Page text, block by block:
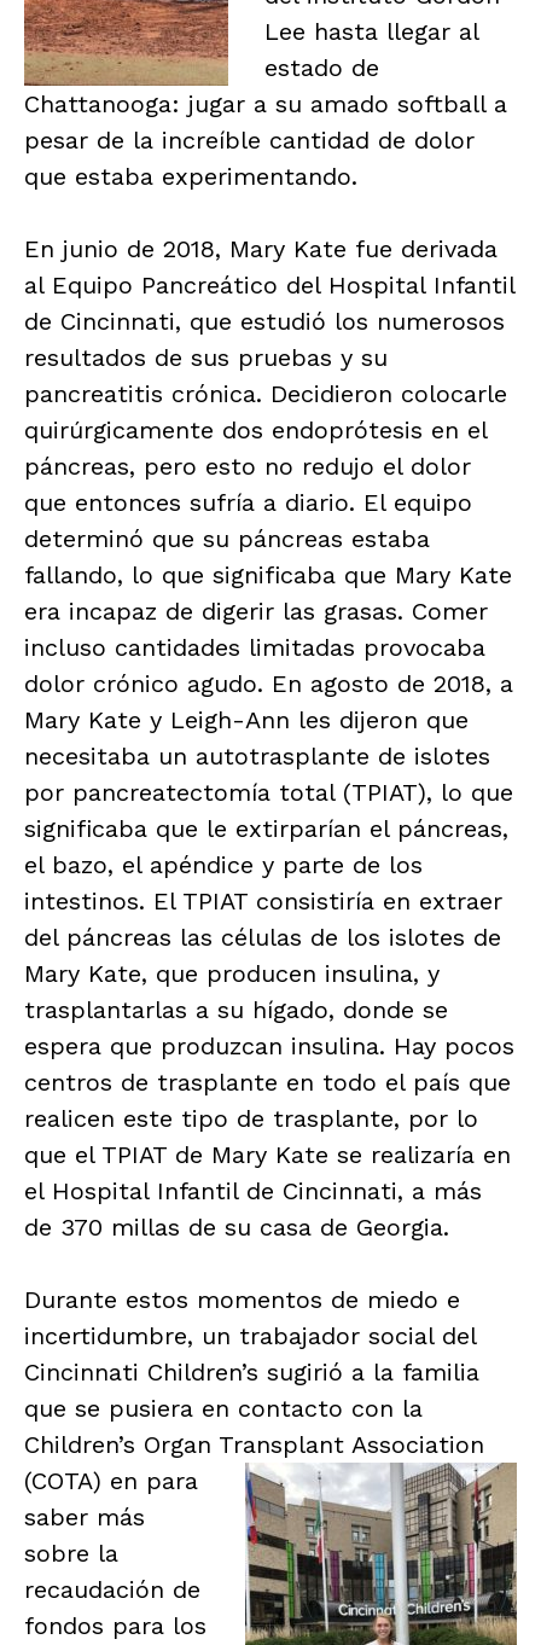
Lee hasta llegar al
estado de
Chattanooga: jugar a su amado softball a
pesar de la increíble cantidad de dolor
que estaba experimentando.
En junio de 2018, Mary Kate fue derivada
al Equipo Pancreático del Hospital Infantil
de Cincinnati, que estudió los numerosos
resultados de sus pruebas y su
pancreatitis crónica. Decidieron colocarle
quirúrgicamente dos endoprótesis en el
páncreas, pero esto no redujo el dolor
que entonces sufría a diario. El equipo
determinó que su páncreas estaba
fallando, lo que significaba que Mary Kate
era incapaz de digerir las grasas. Comer
incluso cantidades limitadas provocaba
dolor crónico agudo. En agosto de 2018, a
Mary Kate y Leigh-Ann les dijeron que
necesitaba un autotrasplante de islotes
por pancreatectomía total (TPIAT), lo que
significaba que le extirparían el páncreas,
el bazo, el apéndice y parte de los
intestinos. El TPIAT consistiría en extraer
del páncreas las células de los islotes de
Mary Kate, que producen insulina, y
trasplantarlas a su hígado, donde se
espera que produzcan insulina. Hay pocos
centros de trasplante en todo el país que
realicen este tipo de trasplante, por lo
que el TPIAT de Mary Kate se realizaría en
el Hospital Infantil de Cincinnati, a más
de 370 millas de su casa de Georgia.
Durante estos momentos de miedo e
incertidumbre, un trabajador social del
Cincinnati Children’s sugirió a la familia
que se pusiera en contacto con la
Children’s Organ Transplant Association
(COTA) en para
saber más
sobre la
recaudación de
fondos para los